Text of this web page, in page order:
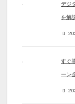
デジ
を解
すぐ
ーン